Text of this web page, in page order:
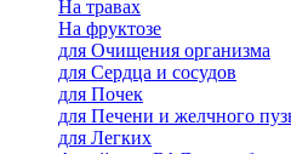
На травах
На фруктозе
для Очищения организма
для Сердца и сосудов
для Почек
для Печени и желчного
для Легких